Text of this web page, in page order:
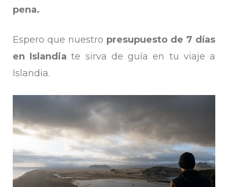
pena.
Espero que nuestro presupuesto de 7 días
en Islandia te sirva de guía en tu viaje a
Islandia.